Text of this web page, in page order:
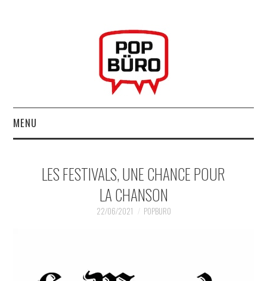
MENU
MUSIQUESACTUELLES.NET
GABBA GABBA HEY !
INDÉPENDANTS
LES FESTIVALS, UNE CHANCE POUR
LA CHANSON
22/06/2021 POPBURO